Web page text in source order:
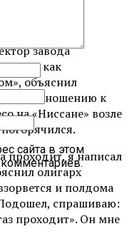
завода
как
объяснил
по отношению к
на «Ниссане» возле
проходит, я написал
олигарх
и полдома
спрашиваю:
проходит». Он мне
сайта в этом